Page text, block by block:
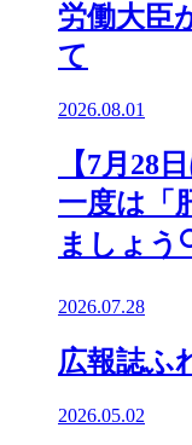
労働大臣
て
2026.08.01
【7月28
一度は「
ましょう
2026.07.28
広報誌
2026.05.02